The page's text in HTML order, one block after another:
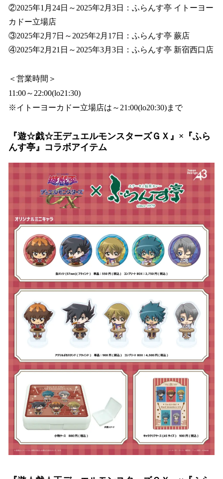
②2025年1月24日～2025年2月3日：ふらんす亭 イトーヨー
カドー立場店
③2025年2月7日～2025年2月17日：ふらんす亭 蕨店
④2025年2月21日～2025年3月3日：ふらんす亭 新宿西口店
＜営業時間＞
11:00～22:00(lo21:30)
※イトーヨーカドー立場店は～21:00(lo20:30)まで
『遊☆戯☆王デュエルモンスターズＧＸ』×『ふら
んす亭』コラボアイテム